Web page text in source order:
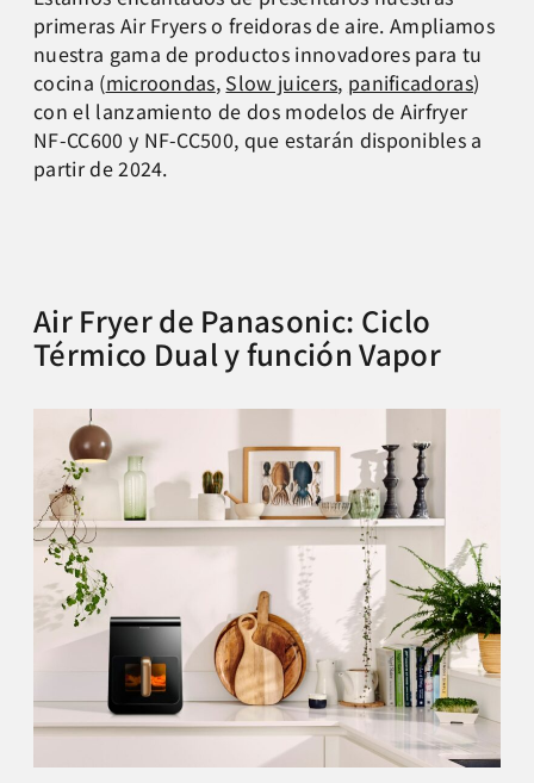
primeras Air Fryers o freidoras de aire. Ampliamos
nuestra gama de productos innovadores para tu
cocina (microondas, Slow juicers, panificadoras)
con el lanzamiento de dos modelos de Airfryer
NF-CC600 y NF-CC500, que estarán disponibles a
partir de 2024.
Air Fryer de Panasonic: Ciclo
Térmico Dual y función Vapor